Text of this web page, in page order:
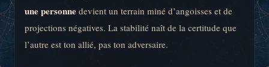
une personne devient un terrain miné d’angoisses et de
projections négatives. La stabilité naît de la certitude que
l’autre est ton allié, pas ton adversaire.